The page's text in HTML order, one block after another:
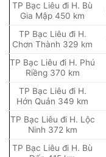
TP Bạc Liêu đi H. Bù
Gia Mập 450 km
TP Bạc Liêu đi H.
Chơn Thành 329 km
TP Bạc Liêu đi H. Phú
Riềng 370 km
TP Bạc Liêu đi H.
Hớn Quản 349 km
TP Bạc Liêu đi H. Lộc
Ninh 372 km
TP Bạc Liêu đi H. Bù